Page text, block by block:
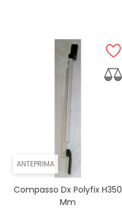
ANTEPRIMA
Compasso Dx Polyfix H350
Mm